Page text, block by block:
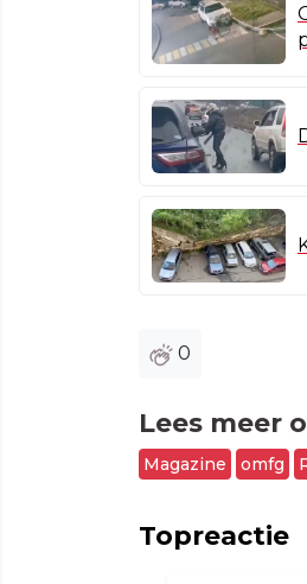
0
Lees meer
Magazine omfg
Topreactie